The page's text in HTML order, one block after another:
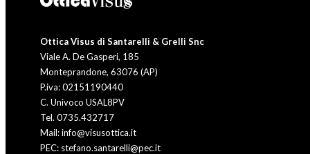
Ottica Visus di Santarelli & Grelli Snc
Viale A. De Gasperi, 185
Monteprandone, 63076 (AP)
P.iva: 02151190440
C. Univoco USAL8PV
Tel. 0735.432717
Mail: info@visusottica.it
PEC: stefano.santarelli@pec.it